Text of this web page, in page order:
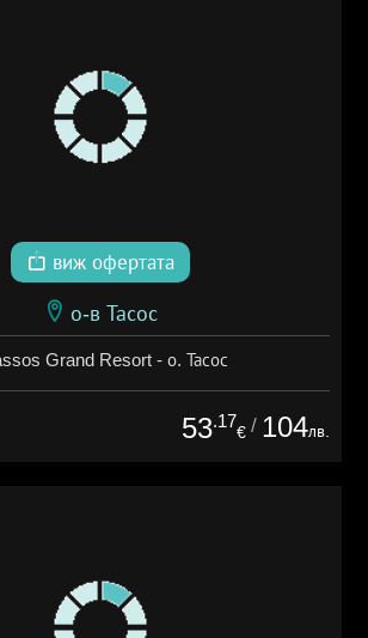
виж офертата
о-в Тасос
Grand Resort - о. Тасос
53.17
€ / 104лв.